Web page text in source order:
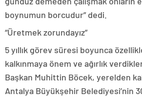
boynumun borcudur” dedi.
“Üretmek zorundayız”
5 yıllık görev süresi boyunca
kalkınmaya önem ve ağırlık
Başkan Muhittin Böcek, yerelden
Antalya Büyükşehir Belediyesi’nin